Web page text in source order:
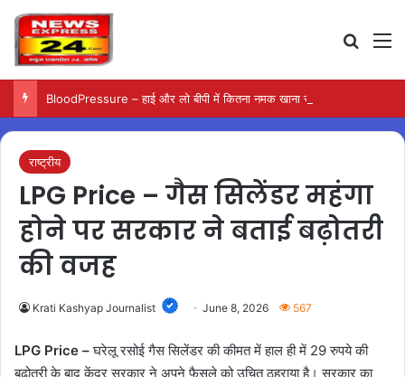
राष्ट्रीय
LPG Price – गैस सिलेंडर महंगा
होने पर सरकार ने बताई बढ़ोतरी
की वजह
Krati Kashyap Journalist June 8, 2026 567
LPG Price –घरेलू रसोई गैस सिलेंडर की कीमत में हाल ही में 29 रुपये की
बढ़ोतरी के बाद केंद्र सरकार ने अपने फैसले को उचित ठहराया है। सरकार का